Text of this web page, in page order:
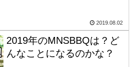
2019.08.02
2019年のMNSBBQは？ど
んなことになるのかな？